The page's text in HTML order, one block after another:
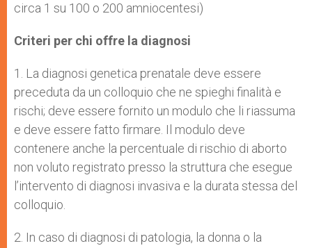
circa 1 su 100 o 200 amniocentesi)
Criteri per chi offre la diagnosi
1. La diagnosi genetica prenatale deve essere
preceduta da un colloquio che ne spieghi finalità e
rischi; deve essere fornito un modulo che li riassuma
e deve essere fatto firmare. Il modulo deve
contenere anche la percentuale di rischio di aborto
non voluto registrato presso la struttura che esegue
l’intervento di diagnosi invasiva e la durata stessa del
colloquio.
2. In caso di diagnosi di patologia, la donna o la